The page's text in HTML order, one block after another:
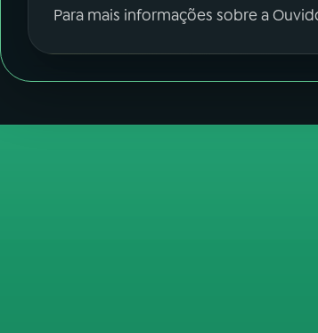
Para mais informações sobre a